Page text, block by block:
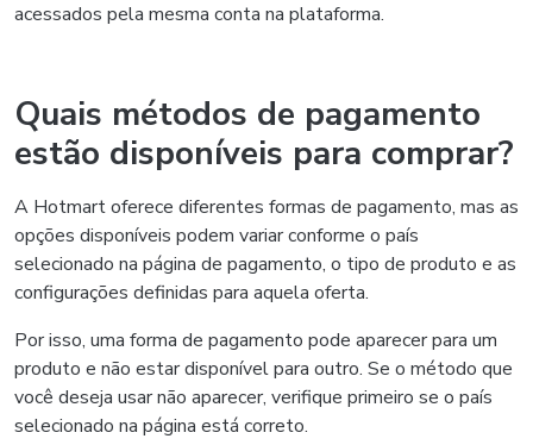
acessados pela mesma conta na plataforma.
Quais métodos de pagamento
estão disponíveis para comprar?
A Hotmart oferece diferentes formas de pagamento, mas as
opções disponíveis podem variar conforme o país
selecionado na página de pagamento, o tipo de produto e as
configurações definidas para aquela oferta.
Por isso, uma forma de pagamento pode aparecer para um
produto e não estar disponível para outro. Se o método que
você deseja usar não aparecer, verifique primeiro se o país
selecionado na página está correto.